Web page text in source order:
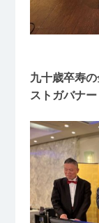
九十歳卒寿
ストガバナー